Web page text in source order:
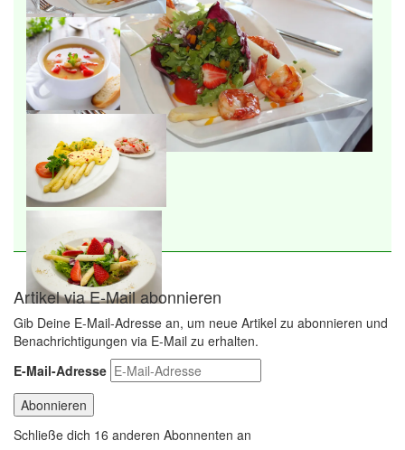
Artikel via E-Mail abonnieren
Gib Deine E-Mail-Adresse an, um neue Artikel zu abonnieren und
Benachrichtigungen via E-Mail zu erhalten.
E-Mail-Adresse
Abonnieren
Schließe dich 16 anderen Abonnenten an